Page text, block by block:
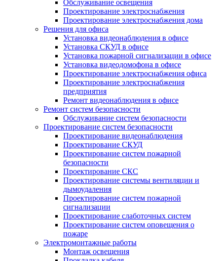
Обслуживание освещения
Проектирование электроснабжения
Проектирование электроснабжения дома
Решения для офиса
Установка видеонаблюдения в офисе
Установка СКУД в офисе
Установка пожарной сигнализации в офисе
Установка видеодомофона в офисе
Проектирование электроснабжения офиса
Проектирование электроснабжения
предприятия
Ремонт видеонаблюдения в офисе
Ремонт систем безопасности
Обслуживание систем безопасности
Проектирование систем безопасности
Проектирование видеонаблюдения
Проектирование СКУД
Проектирование систем пожарной
безопасности
Проектирование СКС
Проектирование системы вентиляции и
дымоудаления
Проектирование систем пожарной
сигнализации
Проектирование слаботочных систем
Проектирование систем оповещения о
пожаре
Электромонтажные работы
Монтаж освещения